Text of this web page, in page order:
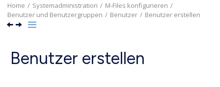
Home Systemadministration M-Files konfigurieren
Benutzer und Benutzergruppen
Benutzer Benutzer erstellen
Benutzer erstellen